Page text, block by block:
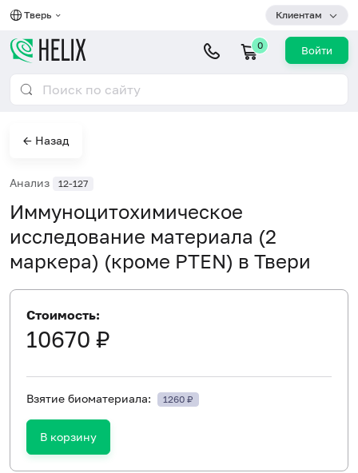
Тверь Клиентам
0 Войти
← Назад
Анализ 12-127
Иммуноцитохимическое
исследование материала (2
маркера) (кроме PTEN) в Твери
Стоимость:
10670 ₽
Взятие биоматериала: 1260 ₽
В корзину